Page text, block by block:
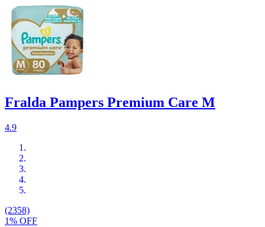
Fralda Pampers Premium Care M
4.9
(2358)
1% OFF